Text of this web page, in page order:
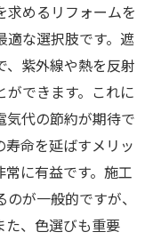
求めるリフォームを
な選択肢です。遮
、紫外線や熱を反射
ができます。これに
気代の節約が期待で
命を延ばすメリッ
常に有益です。施工
が一般的ですが、
た、色選びも重要